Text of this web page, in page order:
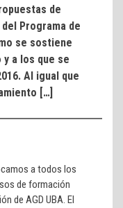
de
Programa de
se sostiene
a los que se
Al igual que
[…]
a todos los
de formación
de AGD UBA. El